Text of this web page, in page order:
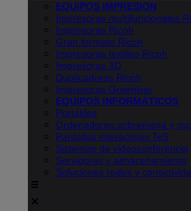
EQUIPOS IMPRESION
Impresoras multifuncionales
Impresoras Ricoh
Gran formato Ricoh
Impresoras textiles Ricoh
Impresoras 3D
Duplicadoras Ricoh
Impresoras Greenline
EQUIPOS INFORMÁTICOS
Portátiles
Ordenadores sobremesa y
Pantallas interactivas TeS
Sistemas de videoconferencia
Servidores y almacenamiento
Soluciones redes y